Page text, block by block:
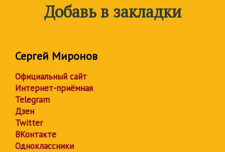
Добавь в закладки
Сергей Миронов
Официальный сайт
Интернет-приёмная
Telegram
Дзен
Twitter
ВКонтакте
Одноклассники